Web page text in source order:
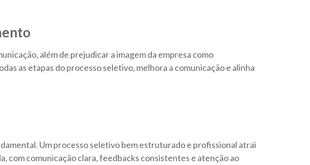
além de prejudicar a imagem da empresa como
as etapas do processo seletivo, melhora a comunicação e alinha
Um processo seletivo bem estruturado e profissional atrai
com comunicação clara, feedbacks consistentes e atenção ao